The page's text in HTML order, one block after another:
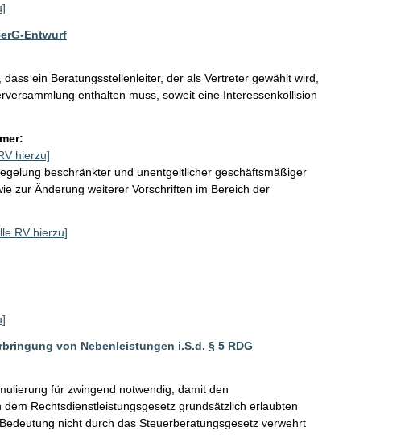
Entwurf
ein Beratungsstellenleiter, der als Vertreter gewählt wird,
enthalten muss, soweit eine Interessenkollision
hierzu]
beschränkter und unentgeltlicher geschäftsmäßiger
zur Änderung weiterer Vorschriften im Bereich der
RV hierzu]
von Nebenleistungen i.S.d. § 5 RDG
für zwingend notwendig, damit den
Rechtsdienstleistungsgesetz grundsätzlich erlaubten
nicht durch das Steuerberatungsgesetz verwehrt